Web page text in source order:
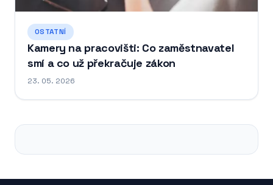
OSTATNÍ
Kamery na pracovišti: Co zaměstnavatel
smí a co už překračuje zákon
23. 05. 2026